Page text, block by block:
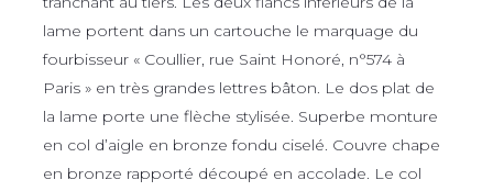
lame portent dans un cartouche le marquage du
fourbisseur « Coullier, rue Saint Honoré, n°574 à
Paris » en très grandes lettres bâton. Le dos plat de
la lame porte une flèche stylisée. Superbe monture
en col d’aigle en bronze fondu ciselé. Couvre chape
en bronze rapporté découpé en accolade. Le col